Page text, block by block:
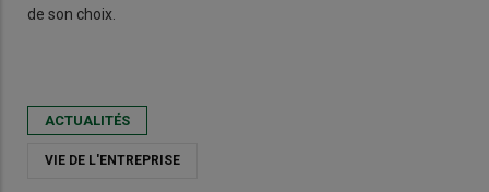
de son choix.
ACTUALITÉS
VIE DE L'ENTREPRISE